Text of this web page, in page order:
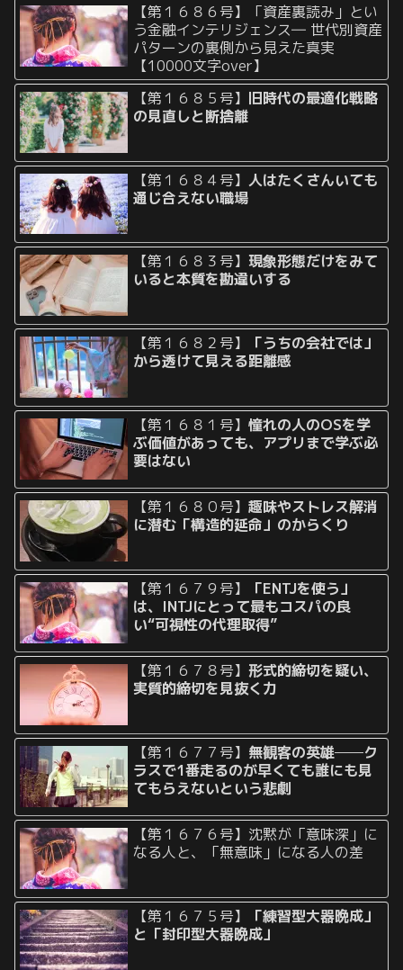
【第１６８６号】「資産裏読み」とい
う金融インテリジェンス― 世代別資産
パターンの裏側から見えた真実
【10000文字over】
【第１６８５号】 旧時代の最適化戦略
の見直しと断捨離
【第１６８４号】人はたくさんいても
通じ合えない職場
【第１６８３号】現象形態だけをみて
いると本質を勘違いする
【第１６８２号】
「うちの会社では」
から透けて見える距離感
【第１６８１号】憧れの人のOSを学
ぶ価値があっても、アプリまで学ぶ必
要はない
【第１６８０号】趣味やストレス解消
に潜む「構造的延命」のからくり
【第１６７９号】
「ENTJを使う」
は、INTJにとって最もコスパの良
い“可視性の代理取得”
【第１６７８号】形式的締切を疑い、
実質的締切を見抜く力
【第１６７７号】 無観客の英雄──ク
ラスで1番走るのが早くても誰にも見
てもらえないという悲劇
【第１６７６号】沈黙が「意味深」に
なる人と、「無意味」になる人の差
【第１６７５号】
「練習型大器晩成」
と「封印型大器晩成」